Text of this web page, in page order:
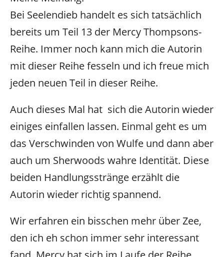
Bei Seelendieb handelt es sich tatsächlich
bereits um Teil 13 der Mercy Thompsons-
Reihe. Immer noch kann mich die Autorin
mit dieser Reihe fesseln und ich freue mich
jeden neuen Teil in dieser Reihe.
Auch dieses Mal hat sich die Autorin wieder
einiges einfallen lassen. Einmal geht es um
das Verschwinden von Wulfe und dann aber
auch um Sherwoods wahre Identität. Diese
beiden Handlungsstränge erzählt die
Autorin wieder richtig spannend.
Wir erfahren ein bisschen mehr über Zee,
den ich eh schon immer sehr interessant